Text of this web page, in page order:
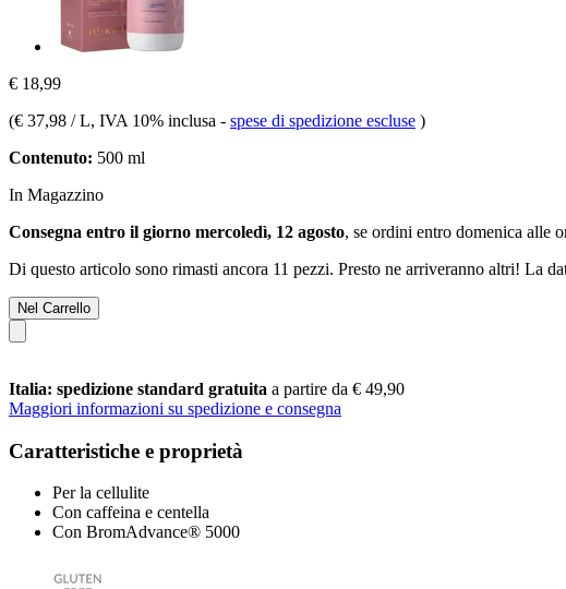
€ 18,99
(€ 37,98 / L, IVA 10% inclusa - spese di spedizione escluse )
Contenuto: 500 ml
In Magazzino
Consegna entro il giorno mercoledì, 12 agosto, se ordini entro domenica alle
Di questo articolo sono rimasti ancora 11 pezzi. Presto ne arriveranno altri! La
Nel Carrello
Italia: spedizione standard gratuita a partire da € 49,90
Maggiori informazioni su spedizione e consegna
Caratteristiche e proprietà
Per la cellulite
Con caffeina e centella
Con BromAdvance® 5000